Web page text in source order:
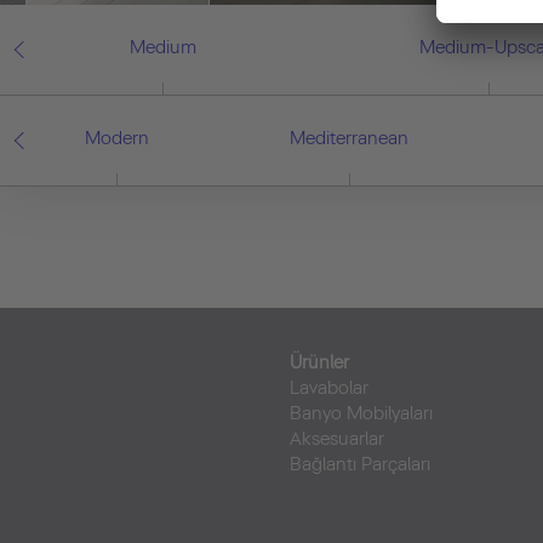
Medium Medium-
Modern Mediterranean
Ürünler
Lavabolar
Banyo Mobilyaları
Aksesuarlar
Bağlantı Parçaları